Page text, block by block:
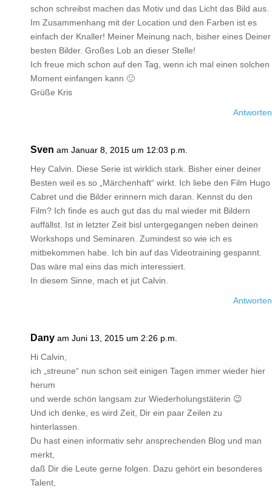
schon schreibst machen das Motiv und das Licht das Bild aus.
Im Zusammenhang mit der Location und den Farben ist es
einfach der Knaller! Meiner Meinung nach, bisher eines Deiner
besten Bilder. Großes Lob an dieser Stelle!
Ich freue mich schon auf den Tag, wenn ich mal einen solchen
Moment einfangen kann 🙂
Grüße Kris
Antworten
Sven am Januar 8, 2015 um 12:03 p.m.
Hey Calvin. Diese Serie ist wirklich stark. Bisher einer deiner
Besten weil es so „Märchenhaft“ wirkt. Ich liebe den Film Hugo
Cabret und die Bilder erinnern mich daran. Kennst du den
Film? Ich finde es auch gut das du mal wieder mit Bildern
auffällst. Ist in letzter Zeit bisl untergegangen neben deinen
Workshops und Seminaren. Zumindest so wie ich es
mitbekommen habe. Ich bin auf das Videotraining gespannt.
Das wäre mal eins das mich interessiert.
In diesem Sinne, mach et jut Calvin.
Antworten
Dany am Juni 13, 2015 um 2:26 p.m.
Hi Calvin,
ich „streune“ nun schon seit einigen Tagen immer wieder hier
herum
und werde schön langsam zur Wiederholungstäterin 😉
Und ich denke, es wird Zeit, Dir ein paar Zeilen zu
hinterlassen.
Du hast einen informativ sehr ansprechenden Blog und man
merkt,
daß Dir die Leute gerne folgen. Dazu gehört ein besonderes
Talent,